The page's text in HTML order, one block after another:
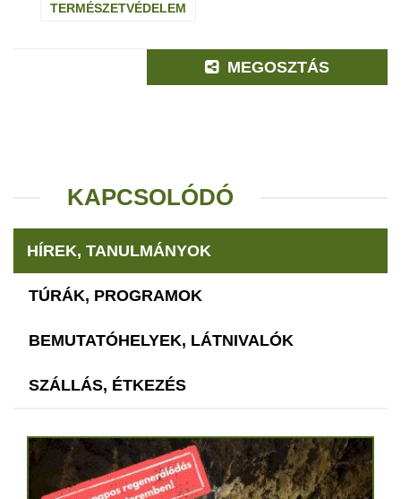
TERMÉSZETVÉDELEM
MEGOSZTÁS
KAPCSOLÓDÓ
HÍREK, TANULMÁNYOK
TÚRÁK, PROGRAMOK
BEMUTATÓHELYEK, LÁTNIVALÓK
SZÁLLÁS, ÉTKEZÉS